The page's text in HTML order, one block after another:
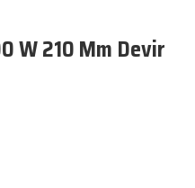
W 210 Mm Devir